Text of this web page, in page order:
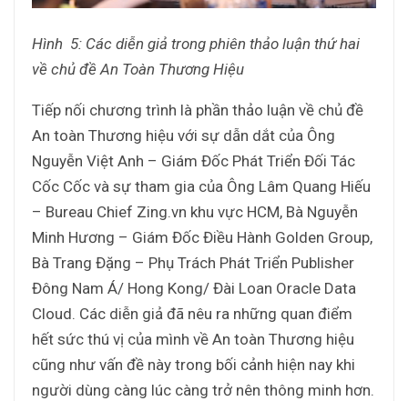
Hình 5: Các diễn giả trong phiên thảo luận thứ hai
về chủ đềAn Toàn Thương Hiệu
Tiếp nối chương trình là phần thảo luận về chủ đề
An toàn Thương hiệu với sự dẫn dắt của Ông
Nguyễn Việt Anh – Giám Đốc Phát Triển Đối Tác
Cốc Cốc và sự tham gia của Ông Lâm Quang Hiếu
– Bureau Chief Zing.vn khu vực HCM, Bà Nguyễn
Minh Hương – Giám Đốc Điều Hành Golden Group,
Bà Trang Đặng – Phụ Trách Phát Triển Publisher
Đông Nam Á/ Hong Kong/ Đài Loan Oracle Data
Cloud. Các diễn giả đã nêu ra những quan điểm
hết sức thú vị của mình về An toàn Thương hiệu
cũng như vấn đề này trong bối cảnh hiện nay khi
người dùng càng lúc càng trở nên thông minh hơn.